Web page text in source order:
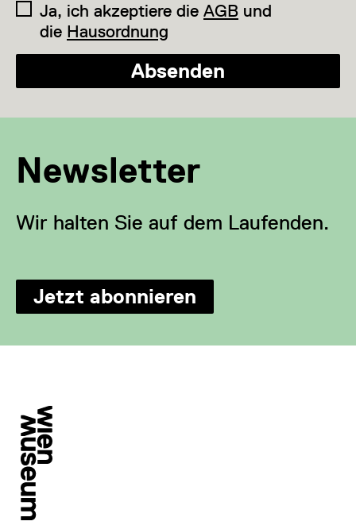
Ja, ich akzeptiere die AGB und
die Hausordnung
Absenden
Newsletter
Wir halten Sie auf dem Laufenden.
Jetzt abonnieren